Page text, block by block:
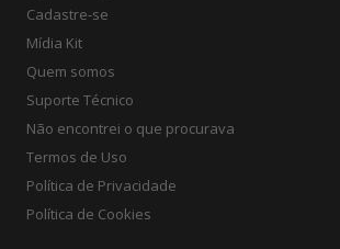
Cadastre-se
Mídia Kit
Quem somos
Suporte Técnico
Não encontrei o que procurava
Termos de Uso
Política de Privacidade
Política de Cookies